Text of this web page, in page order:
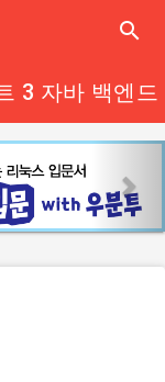
close
search
3 자바 백엔
e
x